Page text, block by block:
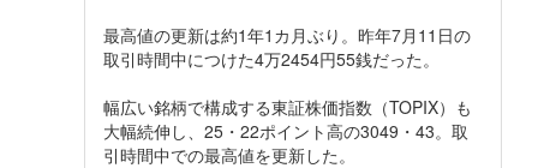
最高値の更新は約1年1カ月ぶり。昨年7月11日の
取引時間中につけた4万2454円55銭だった。
幅広い銘柄で構成する東証株価指数（TOPIX）も
大幅続伸し、25・22ポイント高の3049・43。取
引時間中での最高値を更新した。